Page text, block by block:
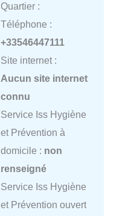
Quartier :
Téléphone :
+33546447111
Site internet :
Aucun site internet
connu
Service Iss Hygiène
et Prévention à
domicile : non
renseigné
Service Iss Hygiène
et Prévention ouvert